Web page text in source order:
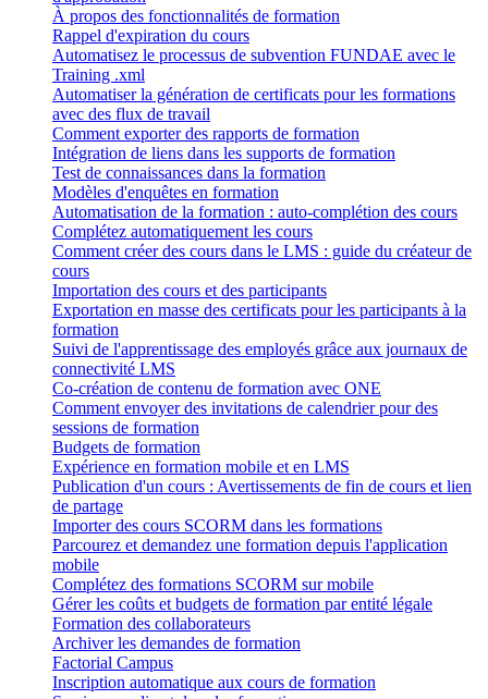
À propos des fonctionnalités de formation
Rappel d'expiration du cours
Automatisez le processus de subvention FUNDAE avec le
Training .xml
Automatiser la génération de certificats pour les formations
avec des flux de travail
Comment exporter des rapports de formation
Intégration de liens dans les supports de formation
Test de connaissances dans la formation
Modèles d'enquêtes en formation
Automatisation de la formation : auto-complétion des cours
Complétez automatiquement les cours
Comment créer des cours dans le LMS : guide du créateur de
cours
Importation des cours et des participants
Exportation en masse des certificats pour les participants à la
formation
Suivi de l'apprentissage des employés grâce aux journaux de
connectivité LMS
Co-création de contenu de formation avec ONE
Comment envoyer des invitations de calendrier pour des
sessions de formation
Budgets de formation
Expérience en formation mobile et en LMS
Publication d'un cours : Avertissements de fin de cours et lien
de partage
Importer des cours SCORM dans les formations
Parcourez et demandez une formation depuis l'application
mobile
Complétez des formations SCORM sur mobile
Gérer les coûts et budgets de formation par entité légale
Formation des collaborateurs
Archiver les demandes de formation
Factorial Campus
Inscription automatique aux cours de formation